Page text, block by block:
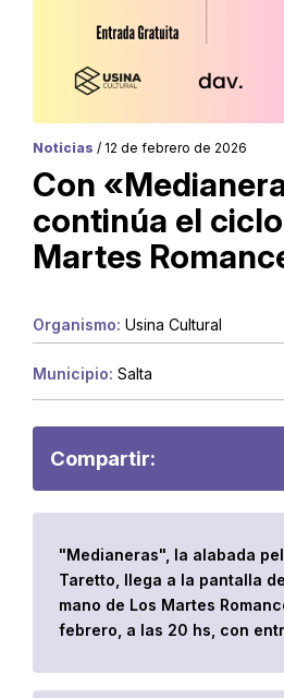
Noticias / 12 de febrero de 2026
Con
continúa el
Martes
Organismo: Usina Cultural
Municipio: Salta
Compartir:
"Medianeras", la alabada
Taretto, llega a la pantalla
mano de Los Martes
febrero, a las 20 hs, con